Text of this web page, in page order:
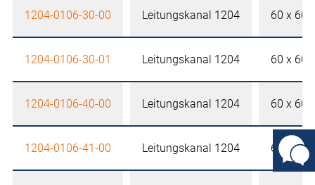
1204-0106-30-00 Leitungskanal 1204 60 x 60
1204-0106-30-01 Leitungskanal 1204 60 x 60
1204-0106-40-00 Leitungskanal 1204 60 x 60
1204-0106-41-00 Leitungskanal 1204 60 x 60